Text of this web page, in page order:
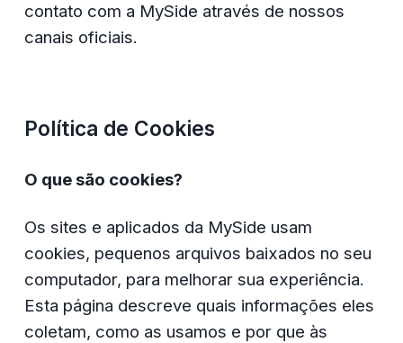
contato com a MySide através de nossos
canais oficiais.
Política de Cookies
O que são cookies?
Os sites e aplicados da MySide usam
cookies, pequenos arquivos baixados no seu
computador, para melhorar sua experiência.
Esta página descreve quais informações eles
coletam, como as usamos e por que às